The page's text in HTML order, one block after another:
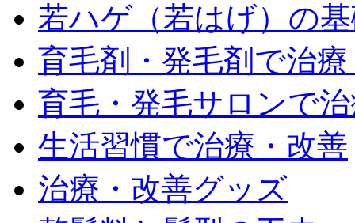
若ハゲ（若はげ）の
育毛剤・発毛剤で治
育毛・発毛サロンで
生活習慣で治療・改善
治療・改善グッズ